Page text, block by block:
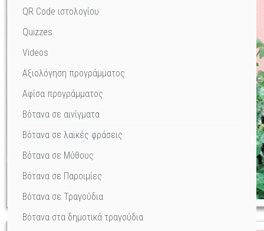
QR Code ιστολογίου
Quizzes
Videos
Αξιολόγηση προγράμματος
Αφίσα προγράμματος
Βότανα σε αινίγματα
Βότανα σε λαϊκές φράσεις
Βότανα σε Μύθους
Βότανα σε Παροιμίες
Βότανα σε Τραγούδια
Βότανα στα δημοτικά τραγούδια